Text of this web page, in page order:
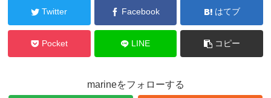
Twitter Facebook はてブ
Pocket LINE コピー
marineをフォローする